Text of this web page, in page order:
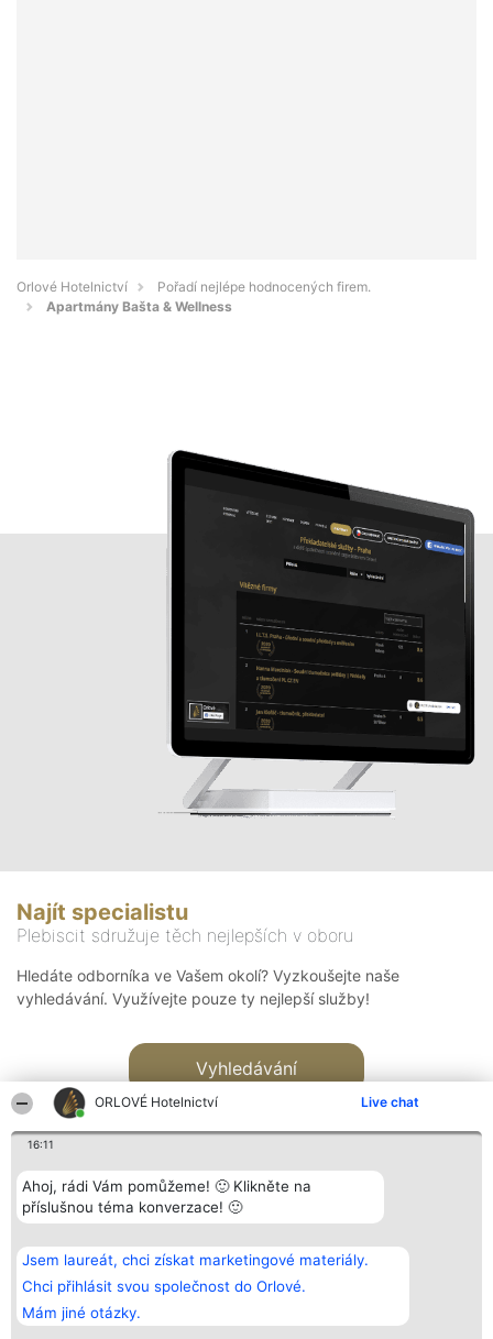
ORLOVÉ Hotelnictví Live chat
16:11
Ahoj, rádi Vám pomůžeme! 🙂 Klikněte na
příslušnou téma konverzace! 🙂
Jsem laureát, chci získat marketingové materiály.
Chci přihlásit svou společnost do Orlové.
Mám jiné otázky.
Orlové Hotelnictví
Pořadí nejlépe hodnocených firem.
Apartmány Bašta & Wellness
Najít specialistu
Plebiscit sdružuje těch nejlepších v oboru
Hledáte odborníka ve Vašem okolí? Vyzkoušejte naše
vyhledávání. Využívejte pouze ty nejlepší služby!
Vyhledávání
Bright Side Solutions sp. z o.
o. sp. k.
ul. Ruska 22
Wrocław 50-079
KRS 0000749100 | Regon
381313360 | NIP 8943132676
Vítězové
Seznam všech
laureátů
Zásady
Zásady
Kontakt